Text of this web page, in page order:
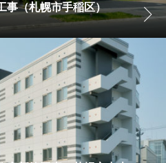
事（札幌市手稲区）